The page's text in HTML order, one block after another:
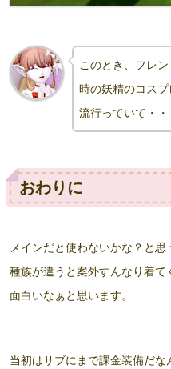
このとき、フレ
時の妖精のコス
流行っていて・
おわりに
メインだと使わないかな？と思
種族が違うと案外すんなり着て
面白いなぁと思います。
当初はサブにまで課金装備だな